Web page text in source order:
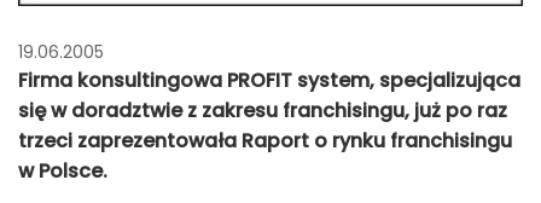
19.06.2005
Firma konsultingowa PROFIT system, specjalizująca
się w doradztwie z zakresu franchisingu, już po raz
trzeci zaprezentowała Raport o rynku franchisingu
w Polsce.